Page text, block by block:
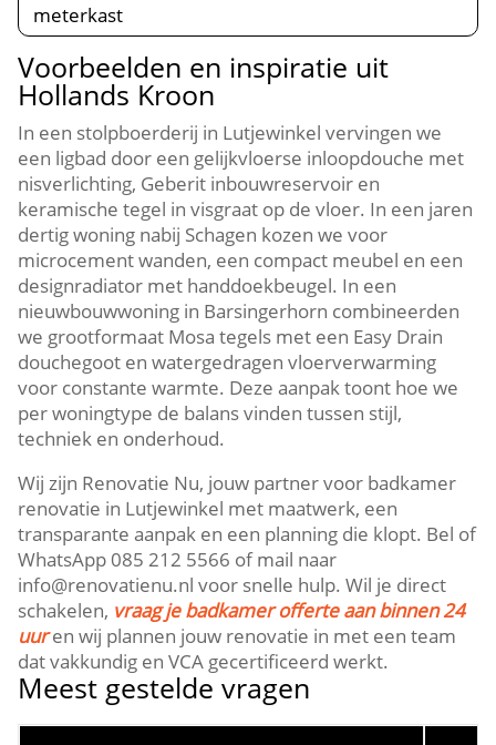
meterkast
Voorbeelden en inspiratie uit
Hollands Kroon
In een stolpboerderij in Lutjewinkel vervingen we
een ligbad door een gelijkvloerse inloopdouche met
nisverlichting, Geberit inbouwreservoir en
keramische tegel in visgraat op de vloer.​ In een jaren
dertig woning nabij Schagen kozen we voor
microcement wanden, een compact meubel en een
designradiator met handdoekbeugel.​ In een
nieuwbouwwoning in Barsingerhorn combineerden
we grootformaat Mosa tegels met een Easy Drain
douchegoot en watergedragen vloerverwarming
voor constante warmte.​ Deze aanpak toont hoe we
per woningtype de balans vinden tussen stijl,
techniek en onderhoud.​
Wij zijn Renovatie Nu, jouw partner voor badkamer
renovatie in Lutjewinkel met maatwerk, een
transparante aanpak en een planning die klopt.​ Bel of
WhatsApp 085 212 5566 of mail naar
info@renovatienu.​nl voor snelle hulp.​ Wil je direct
schakelen, vraag je badkamer offerte aan binnen 24
uuren wij plannen jouw renovatie in met een team
dat vakkundig en VCA gecertificeerd werkt.​
Meest gestelde vragen